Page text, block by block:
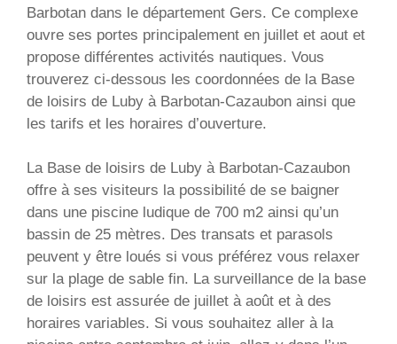
Barbotan dans le département Gers. Ce complexe
ouvre ses portes principalement en juillet et aout et
propose différentes activités nautiques. Vous
trouverez ci-dessous les coordonnées de la Base
de loisirs de Luby à Barbotan-Cazaubon ainsi que
les tarifs et les horaires d’ouverture.
La Base de loisirs de Luby à Barbotan-Cazaubon
offre à ses visiteurs la possibilité de se baigner
dans une piscine ludique de 700 m2 ainsi qu’un
bassin de 25 mètres. Des transats et parasols
peuvent y être loués si vous préférez vous relaxer
sur la plage de sable fin. La surveillance de la base
de loisirs est assurée de juillet à août et à des
horaires variables. Si vous souhaitez aller à la